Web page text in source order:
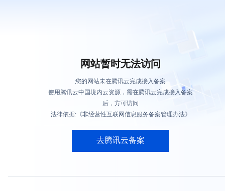
网站暂时无法访问
您的网站未在腾讯云完成接入备案
使用腾讯云中国境内云资源，需在腾讯云完成接入备案
后，方可访问
法律依据:《非经营性互联网信息服务备案管理办法》
去腾讯云备案